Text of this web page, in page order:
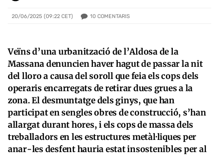
20/06/2025 (09:22 CET) 10 COMENTARIS
Veïns d’una urbanització de l’Aldosa de la
Massana denuncien haver hagut de passar la nit
del lloro a causa del soroll que feia els cops dels
operaris encarregats de retirar dues grues a la
zona. El desmuntatge dels ginys, que han
participat en sengles obres de construcció, s’han
allargat durant hores, i els cops de massa dels
treballadors en les estructures metàl·liques per
anar-les desfent hauria estat insostenibles per al